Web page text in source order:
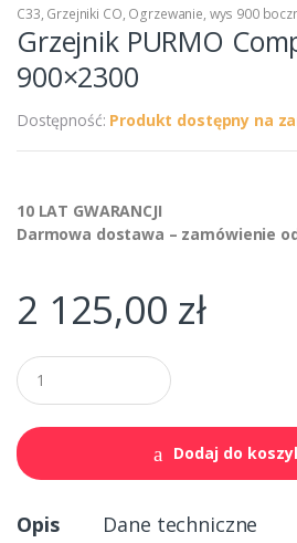
C33, Grzejniki CO, Ogrzewanie, wys 900
Grzejnik PURMO
900×2300
Dostępność: Produkt dostępny na
10 LAT GWARANCJI
Darmowa dostawa – zamówienie od
2 125,00 zł
Q
u
a
t
i
Dodaj do
Opis Dane techniczne